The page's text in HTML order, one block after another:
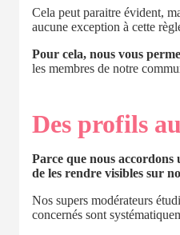
Cela peut paraitre évident,
aucune exception à cette
Pour cela, nous vous
les membres de notre
Des profils
Parce que nous
de les rendre visibles sur
Nos supers modérateurs
concernés sont